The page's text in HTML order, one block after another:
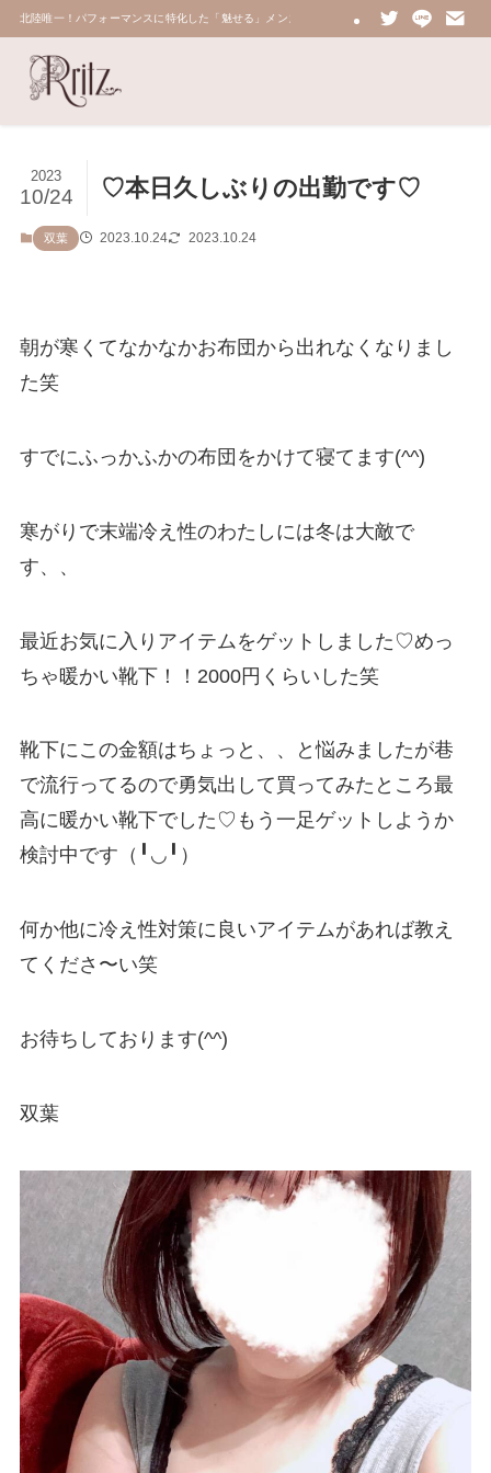
北陸唯一！パフォーマンスに特化した「魅せる」メンズエステ 鼠蹊部・密着・総合技術力
♡本日久しぶりの出勤です♡
2023
10/24
双葉 2023.10.24 2023.10.24
朝が寒くてなかなかお布団から出れなくなりまし
た笑
すでにふっかふかの布団をかけて寝てます(^^)
寒がりで末端冷え性のわたしには冬は大敵で
す、、
最近お気に入りアイテムをゲットしました♡めっ
ちゃ暖かい靴下！！2000円くらいした笑
靴下にこの金額はちょっと、、と悩みましたが巷
で流行ってるので勇気出して買ってみたところ最
高に暖かい靴下でした♡もう一足ゲットしようか
検討中です（╹◡╹）
何か他に冷え性対策に良いアイテムがあれば教え
てくださ〜い笑
お待ちしております(^^)
双葉